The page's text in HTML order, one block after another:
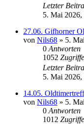
Letzter
5. Mai 2026,
27.06. Gifhorner
von Nils68 » 5.
0 Antworten
1052 Zugriffe
Letzter
5. Mai 2026,
14.05.
von Nils68 » 5.
0 Antworten
1012 Zugriffe